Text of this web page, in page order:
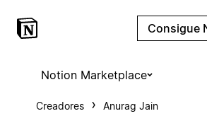
Consigue
Notion Marketplace
Creadores Anurag Jain